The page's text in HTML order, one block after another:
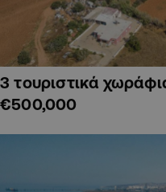
3 τουριστικά
€500,000